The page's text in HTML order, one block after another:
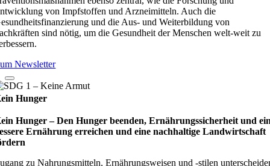
von Impfstoffen und Arzneimitteln. Auch die
und die Aus- und Weiterbildung von
sind nötig, um die Gesundheit der Menschen welt-weit zu
Newsletter
Hunger
Hunger – Den Hunger beenden, Ernährungssicherheit und
Ernährung erreichen und eine nachhaltige Landwirtschaft
zu Nahrungsmitteln, Ernährungsweisen und -stilen